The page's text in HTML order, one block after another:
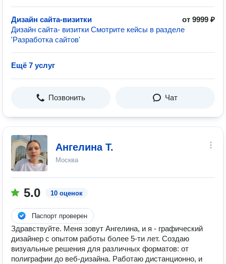
Дизайн сайта-визитки
от 9999 ₽
Дизайн сайта- визитки Смотрите кейсы в разделе
'Разработка сайтов'
Ещё 7 услуг
Позвонить Чат
Ангелина Т.
Москва
5.0 10 оценок
Паспорт проверен
Здравствуйте. Меня зовут Ангелина, и я - графический
дизайнер с опытом работы более 5-ти лет. Создаю
визуальные решения для различных форматов: от
полиграфии до веб-дизайна. Работаю дистанционно, и